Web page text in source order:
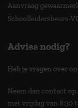
Aanvraag
Schoolleidersbeurs-
Advies nodig?
Heb je vragen over
Neem dan contact
met vrijdag van 8:30